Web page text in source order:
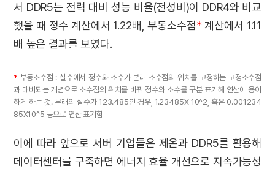
서 DDR5는 전력 대비 성능 비율(전성비)이 DDR4와 비교
했을 때 정수 계산에서 1.22배, 부동소수점*계산에서 1.11
배 높은 결과를 보였다.
* 부동소수점 : 실수에서 정수와 소수가 본래 소수점의 위치를 고정하는 고정소수점
과 대비되는 개념으로 소수점의 위치를 바꿔 정수와 소수를 구분 표기해 연산에 용이
하게 하는 것. 본래의 실수가 123.485인 경우, 1.23485X 10^2, 혹은 0.001234
85X10^5 등으로 연산 표기함
이에 따라 앞으로 서버 기업들은 제온과 DDR5를 활용해
데이터센터를 구축하면 에너지 효율 개선으로 지속가능성